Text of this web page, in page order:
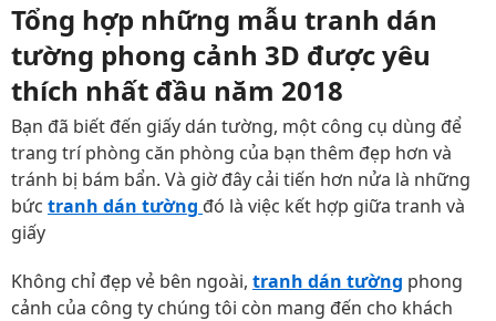
Tổng hợp những mẫu tranh dán
tường phong cảnh 3D được yêu
thích nhất đầu năm 2018
Bạn đã biết đến giấy dán tường, một công cụ dùng để
trang trí phòng căn phòng của bạn thêm đẹp hơn và
tránh bị bám bẩn. Và giờ đây cải tiến hơn nửa là những
bức tranh dán tường đó là việc kết hợp giữa tranh và
giấy
Không chỉ đẹp vẻ bên ngoài, tranh dán tường phong
cảnh của công ty chúng tôi còn mang đến cho khách